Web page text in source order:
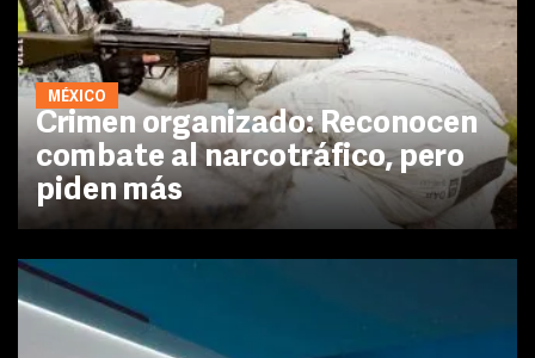
MÉXICO
Crimen organizado: Reconocen
combate al narcotráfico, pero
piden más